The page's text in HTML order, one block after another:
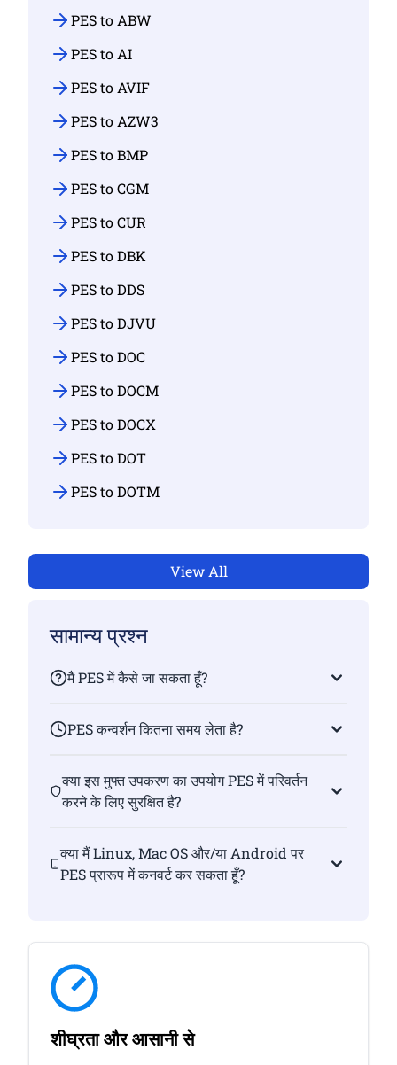
PES to ABW
PES to AI
PES to AVIF
PES to AZW3
PES to BMP
PES to CGM
PES to CUR
PES to DBK
PES to DDS
PES to DJVU
PES to DOC
PES to DOCM
PES to DOCX
PES to DOT
PES to DOTM
View All
सामान्य प्रश्न
मैं PES में कैसे जा सकता हूँ?
PES कन्वर्शन कितना समय लेता है?
क्या इस मुफ्त उपकरण का उपयोग PES में परिवर्तन
करने के लिए सुरक्षित है?
क्या मैं Linux, Mac OS और/या Android पर
PES प्रारूप में कनवर्ट कर सकता हूँ?
शीघ्रता और आसानी से